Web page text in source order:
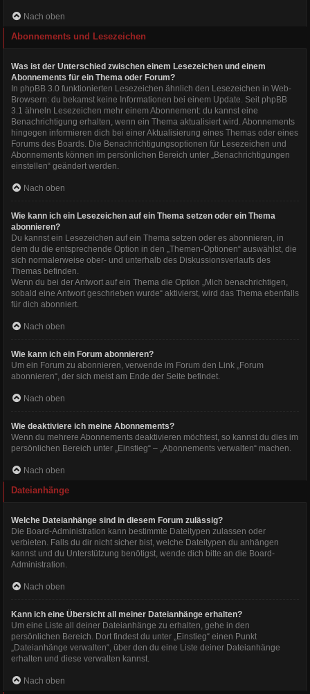
Nach oben
Abonnements und Lesezeichen
Was ist der Unterschied zwischen einem Lesezeichen und einem
Abonnements für ein Thema oder Forum?
In phpBB 3.0 funktionierten Lesezeichen ähnlich den Lesezeichen in Web-
Browsern: du bekamst keine Informationen bei einem Update. Seit phpBB
3.1 ähneln Lesezeichen mehr einem Abonnement: du kannst eine
Benachrichtigung erhalten, wenn ein Thema aktualisiert wird. Abonnements
hingegen informieren dich bei einer Aktualisierung eines Themas oder eines
Forums des Boards. Die Benachrichtigungsoptionen für Lesezeichen und
Abonnements können im persönlichen Bereich unter „Benachrichtigungen
einstellen“ geändert werden.
Nach oben
Wie kann ich ein Lesezeichen auf ein Thema setzen oder ein Thema
abonnieren?
Du kannst ein Lesezeichen auf ein Thema setzen oder es abonnieren, in
dem du die entsprechende Option in den „Themen-Optionen“ auswählst, die
sich normalerweise ober- und unterhalb des Diskussionsverlaufs des
Themas befinden.
Wenn du bei der Antwort auf ein Thema die Option „Mich benachrichtigen,
sobald eine Antwort geschrieben wurde“ aktivierst, wird das Thema ebenfalls
für dich abonniert.
Nach oben
Wie kann ich ein Forum abonnieren?
Um ein Forum zu abonnieren, verwende im Forum den Link „Forum
abonnieren“, der sich meist am Ende der Seite befindet.
Nach oben
Wie deaktiviere ich meine Abonnements?
Wenn du mehrere Abonnements deaktivieren möchtest, so kannst du dies im
persönlichen Bereich unter „Einstieg“ – „Abonnements verwalten“ machen.
Nach oben
Dateianhänge
Welche Dateianhänge sind in diesem Forum zulässig?
Die Board-Administration kann bestimmte Dateitypen zulassen oder
verbieten. Falls du dir nicht sicher bist, welche Dateitypen du anhängen
kannst und du Unterstützung benötigst, wende dich bitte an die Board-
Administration.
Nach oben
Kann ich eine Übersicht all meiner Dateianhänge erhalten?
Um eine Liste all deiner Dateianhänge zu erhalten, gehe in den
persönlichen Bereich. Dort findest du unter „Einstieg“ einen Punkt
„Dateianhänge verwalten“, über den du eine Liste deiner Dateianhänge
erhalten und diese verwalten kannst.
Nach oben